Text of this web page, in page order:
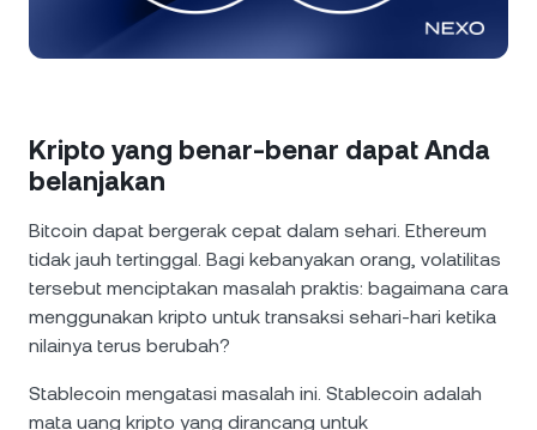
Futures
Klien Privat
Program Loyalitas
USD Coin USDC 0,01%
Polkadot
XRP XRP 0,32%
Solana SOL
EURC EURC 0,26%
Berita & Wawasan
Akademi Kekayaan
Kripto yang benar-benar dapat Anda
belanjakan
Bitcoin dapat bergerak cepat dalam sehari. Ethereum
tidak jauh tertinggal. Bagi kebanyakan orang, volatilitas
tersebut menciptakan masalah praktis: bagaimana cara
menggunakan kripto untuk transaksi sehari-hari ketika
nilainya terus berubah?
Stablecoin mengatasi masalah ini. Stablecoin adalah
mata uang kripto yang dirancang untuk